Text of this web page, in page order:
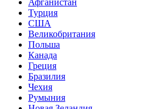
Афганистан
Турция
США
Великобритания
Польша
Канада
Греция
Бразилия
Чехия
Румыния